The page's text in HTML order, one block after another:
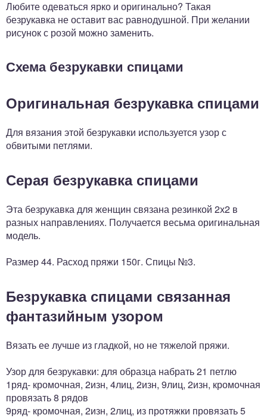
Любите одеваться ярко и оригинально? Такая
безрукавка не оставит вас равнодушной. При желании
рисунок с розой можно заменить.
Схема безрукавки спицами
Оригинальная безрукавка спицами
Для вязания этой безрукавки используется узор с
обвитыми петлями.
Серая безрукавка спицами
Эта безрукавка для женщин связана резинкой 2х2 в
разных направлениях. Получается весьма оригинальная
модель.
Размер 44. Расход пряжи 150г. Спицы №3.
Безрукавка спицами связанная
фантазийным узором
Вязать ее лучше из гладкой, но не тяжелой пряжи.
Узор для безрукавки: для образца набрать 21 петлю
1ряд- кромочная, 2изн, 4лиц, 2изн, 9лиц, 2изн, кромочная
провязать 8 рядов
9ряд- кромочная, 2изн, 2лиц, из протяжки провязать 5